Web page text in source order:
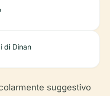
di Dinan
suggestivo